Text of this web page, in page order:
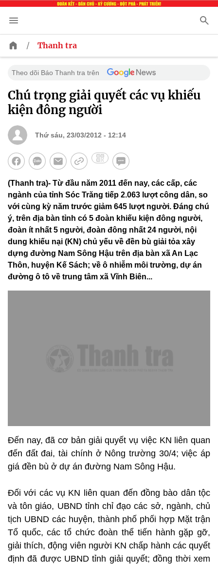
/ Thanh tra
Theo dõi Báo Thanh tra trên
Chú trọng giải quyết các vụ khiếu
kiện đông người
Thứ sáu, 23/03/2012 - 12:14
(Thanh tra)- Từ đầu năm 2011 đến nay, các cấp, các
ngành của tỉnh Sóc Trăng tiếp 2.063 lượt công dân, so
với cùng kỳ năm trước giảm 645 lượt người. Đáng chú
ý, trên địa bàn tỉnh có 5 đoàn khiếu kiện đông người,
đoàn ít nhất 5 người, đoàn đông nhất 24 người, nội
dung khiếu nại (KN) chủ yếu về đền bù giải tỏa xây
dựng đường Nam Sông Hậu trên địa bàn xã An Lạc
Thôn, huyện Kế Sách; về ô nhiễm môi trường, dự án
đường ô tô về trung tâm xã Vĩnh Biên...
Đến nay, đã cơ bản giải quyết vụ việc KN liên quan
đến đất đai, tài chính ở Nông trường 30/4; việc áp
giá đền bù ở dự án đường Nam Sông Hậu.
Đối với các vụ KN liên quan đến đồng bào dân tộc
và tôn giáo, UBND tỉnh chỉ đạo các sở, ngành, chủ
tịch UBND các huyện, thành phố phối hợp Mặt trận
Tổ quốc, các tổ chức đoàn thể tiến hành gặp gỡ,
giải thích, động viên người KN chấp hành các quyết
định đã được UBND tỉnh giải quyết; đồng thời xem